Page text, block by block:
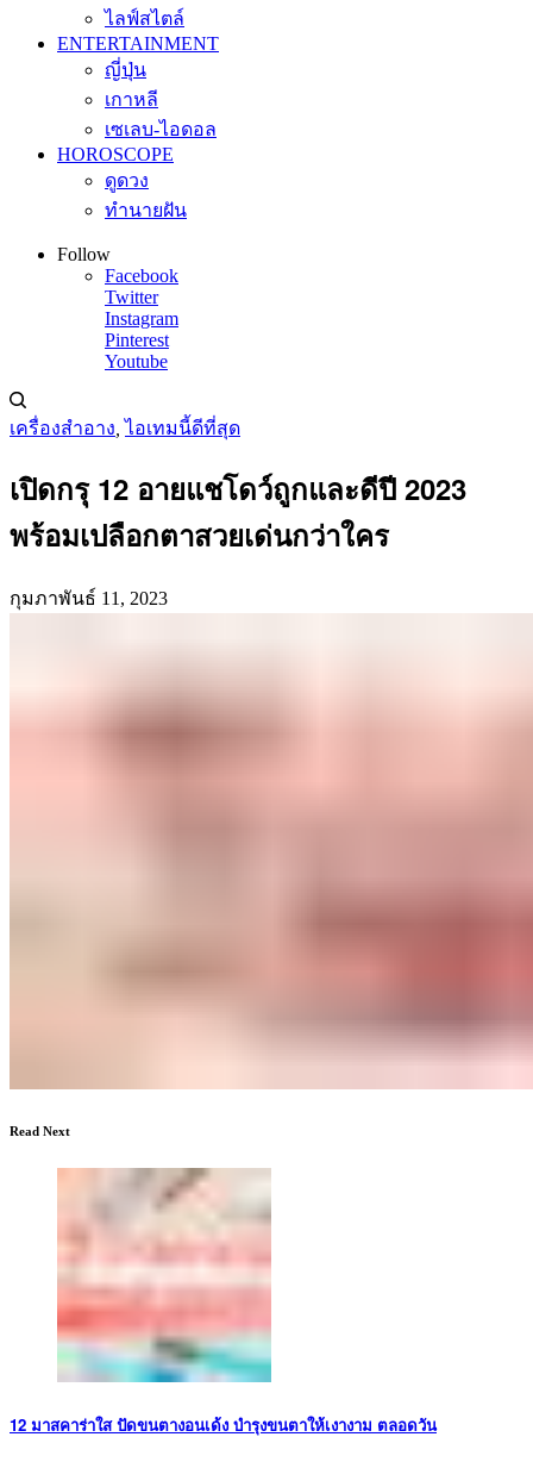
ไลฟ์สไตล์
ENTERTAINMENT
ญี่ปุ่น
เกาหลี
เซเลบ-ไอดอล
HOROSCOPE
ดูดวง
ทำนายฝัน
Follow
Facebook
Twitter
Instagram
Pinterest
Youtube
เครื่องสำอาง ,ไอเทมนี้ดีที่สุด
เปิดกรุ 12 อายแชโดว์ถูกและดีปี 2023
พร้อมเปลือกตาสวยเด่นกว่าใคร
กุมภาพันธ์ 11, 2023
Read Next
12 มาสคาร่าใส ปัดขนตางอนเด้ง บำรุงขนตาให้เงางาม ตลอดวัน